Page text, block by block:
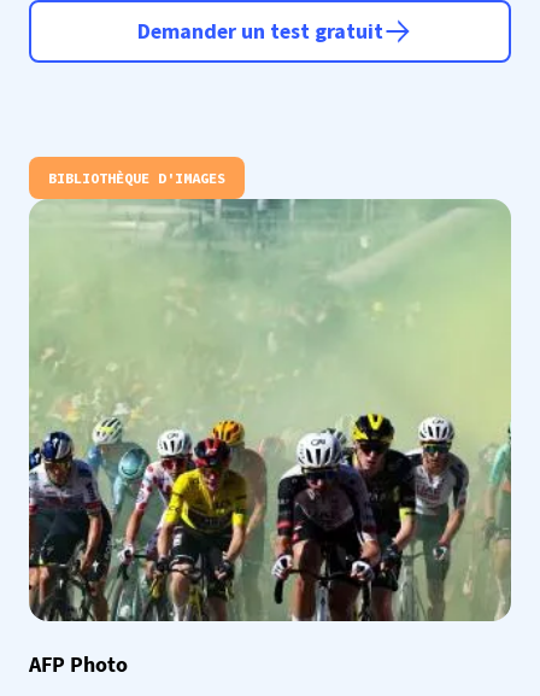
Demander un test gratuit
BIBLIOTHÈQUE D'IMAGES
AFP Photo